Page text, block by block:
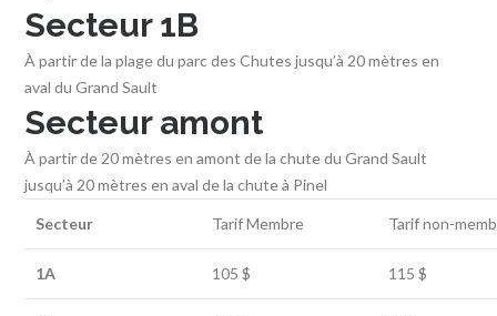
Secteur 1B
À partir de la plage du parc des Chutes jusqu’à 20 mètres en
aval du Grand Sault
Secteur amont
À partir de 20 mètres en amont de la chute du Grand Sault
jusqu’à 20 mètres en aval de la chute à Pinel
Secteur Tarif Membre Tarif non-
1A 105 $ 115 $